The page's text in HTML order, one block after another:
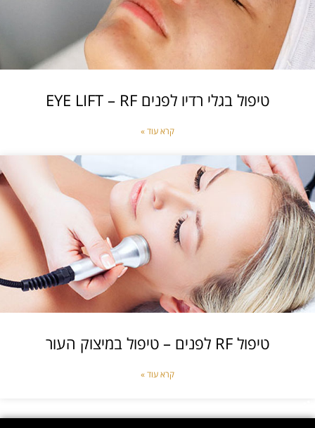
טיפול בגלי רדיו לפנים EYE LIFT – RF
קרא עוד »
טיפול RF לפנים – טיפול במיצוק העור
קרא עוד »